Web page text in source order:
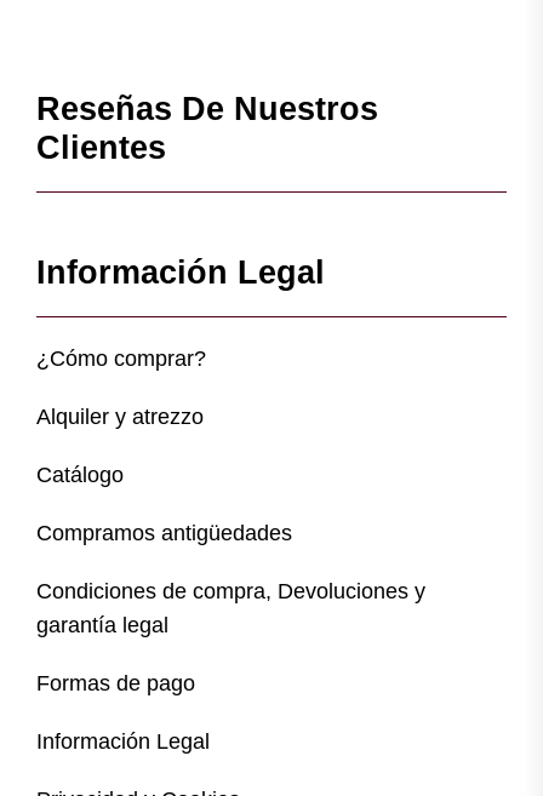
Reseñas De Nuestros
Clientes
Información Legal
¿Cómo comprar?
Alquiler y atrezzo
Catálogo
Compramos antigüedades
Condiciones de compra, Devoluciones y
garantía legal
Formas de pago
Información Legal